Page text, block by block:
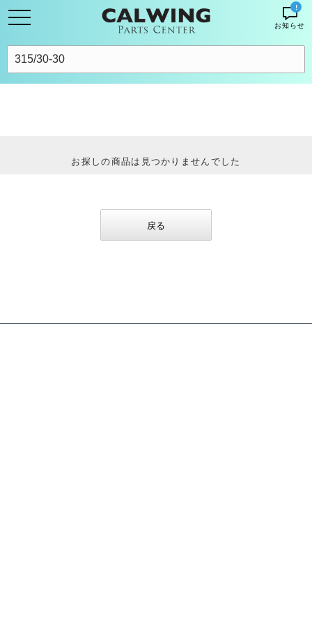
!
お知らせ
お探しの商品は見つかりませんでした
戻る